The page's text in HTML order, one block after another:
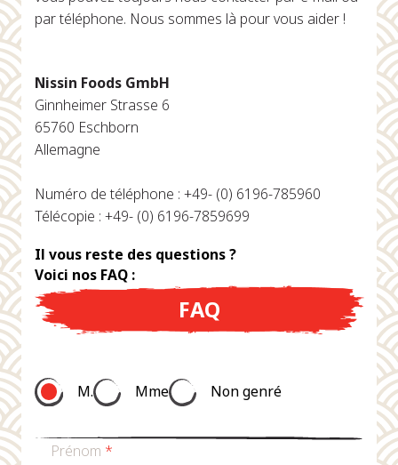
par téléphone. Nous sommes là pour vous aider !
Nissin Foods GmbH
Ginnheimer Strasse 6
65760 Eschborn
Allemagne
Numéro de téléphone : +49- (0) 6196-785960
Télécopie : +49- (0) 6196-7859699
Il vous reste des questions ?
Voici nos FAQ :
FAQ
M. Mme Non genré
Prénom *